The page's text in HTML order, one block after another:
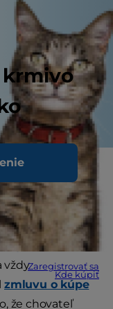
Zaregistrovať sa
Kde kúpiť
že si šteniatko
Portál
tipov
, na čo si
vždy
zmluvu o kúpe
že chovateľ